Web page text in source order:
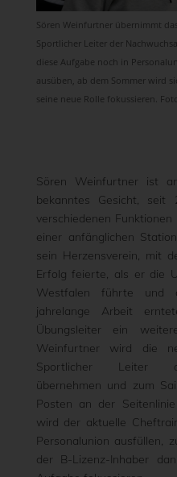
Sören Weinfurtner übernimmt
Sportlicher Leiter der
diese Aufgabe noch in
ausüben, ab dem Sommer wird
seine neue Rolle fokussieren.
Sören Weinfurtner ist
bekanntes Gesicht,
verschiedenen
einer anfänglichen
sein Herzensverein, mit
Erfolg feierte, als er die
Westfalen führte
jahrelange Arbeit
Übungsleiter ein
Weinfurtner wird die
Sportlicher Leiter
übernehmen und zum
Posten an der
wird der aktuelle
Personalunion ausfüllen,
der B-Lizenz-Inhaber